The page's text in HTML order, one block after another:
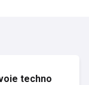
techno